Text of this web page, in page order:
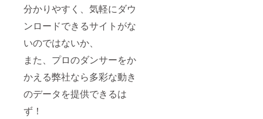
分かりやすく、気軽にダウ
ンロードできるサイトがな
いのではないか、
また、プロのダンサーをか
かえる弊社なら多彩な動き
のデータを提供できるは
ず！